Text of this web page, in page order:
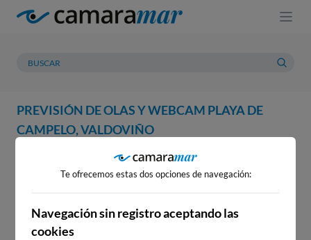
PREVISIÓN DE OLAS Y WEBCAM PLAYA DE
CAMPELO, VALDOVIÑO
PREVISIÓN METEOROLOGÍA
WEBCAM PLAYA DE CAMPELO,
VALDOVIÑO
Te ofrecemos estas dos opciones de navegación:
Navegación sin registro aceptando las
cookies